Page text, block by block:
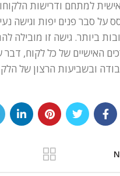
למתחם ודרישות
סבר פנים יפות וגישה
ביותר. גישה זו מובילה
האישיים של כל לקוח,
ובשביעות הרצון של